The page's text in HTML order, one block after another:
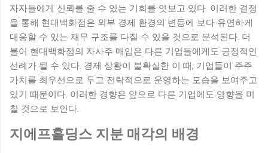
자자들에게 신뢰를 줄 수 있는 기회를 엿보고 있다. 이러한 결정
을 통해 현대백화점은 외부 경제 환경의 변동에 보다 유연하게
대응할 수 있는 재무 구조를 다질 수 있을 것으로 분석된다. 더
불어 현대백화점의 자사주 매입은 다른 기업들에게도 긍정적인
선례가 될 수 있다. 경제 상황이 불확실한 이 때, 기업들이 주주
가치를 최우선으로 두고 전략적으로 운영하는 모습을 보여주고
있기 때문이다. 이러한 경향은 앞으로 다른 기업에도 영향을 미
칠 것으로 보인다.
지에프홀딩스 지분 매각의 배경